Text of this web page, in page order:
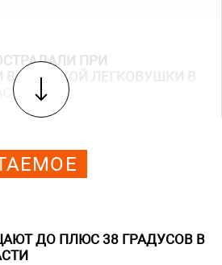
ПРИ
ЛЕГКОВУШКИ В
ДО ПЛЮС 38 ГРАДУСОВ В